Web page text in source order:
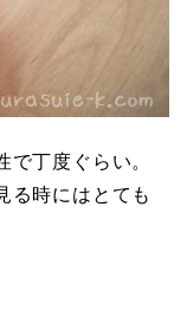
丁度ぐらい。
る時にはとても